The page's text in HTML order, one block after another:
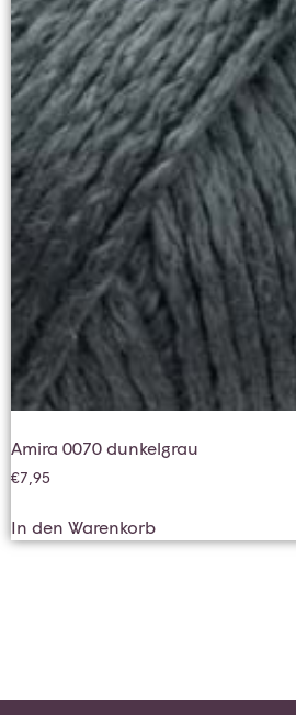
Amira 0070 dunkelgrau
€7,95
In den Warenkorb